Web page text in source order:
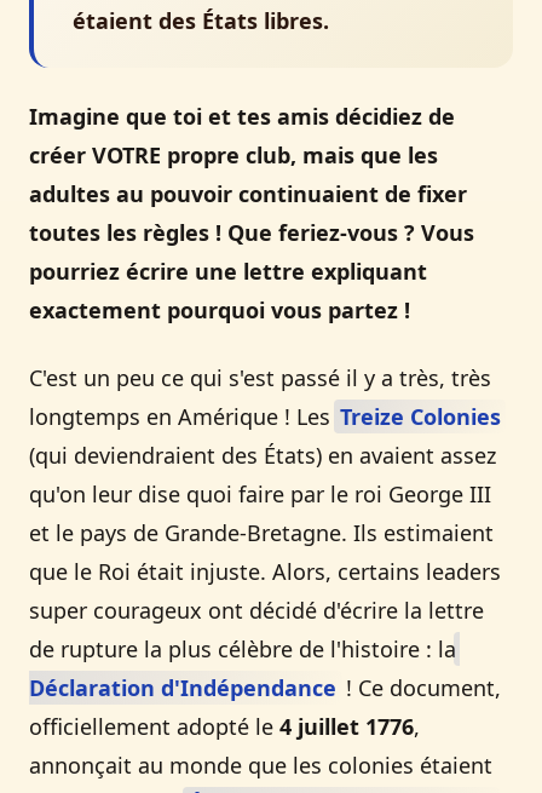
étaient des États libres.
Imagine que toi et tes amis décidiez de
créer VOTRE propre club, mais que les
adultes au pouvoir continuaient de fixer
toutes les règles ! Que feriez-vous ? Vous
pourriez écrire une lettre expliquant
exactement pourquoi vous partez !
C'est un peu ce qui s'est passé il y a très, très
longtemps en Amérique ! Les Treize Colonies
(qui deviendraient des États) en avaient assez
qu'on leur dise quoi faire par le roi George III
et le pays de Grande-Bretagne. Ils estimaient
que le Roi était injuste. Alors, certains leaders
super courageux ont décidé d'écrire la lettre
de rupture la plus célèbre de l'histoire : la
Déclaration d'Indépendance ! Ce document,
officiellement adopté le 4 juillet 1776,
annonçait au monde que les colonies étaient